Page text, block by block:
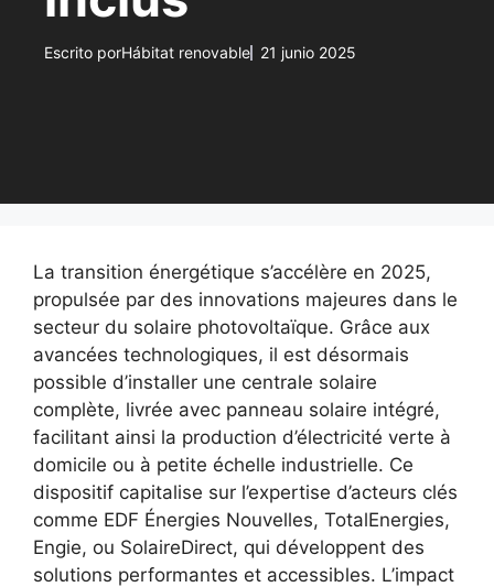
Escrito porHábitat renovable 21 junio 2025
La transition énergétique s’accélère en 2025,
propulsée par des innovations majeures dans le
secteur du solaire photovoltaïque. Grâce aux
avancées technologiques, il est désormais
possible d’installer une centrale solaire
complète, livrée avec panneau solaire intégré,
facilitant ainsi la production d’électricité verte à
domicile ou à petite échelle industrielle. Ce
dispositif capitalise sur l’expertise d’acteurs clés
comme EDF Énergies Nouvelles, TotalEnergies,
Engie, ou SolaireDirect, qui développent des
solutions performantes et accessibles. L’impact